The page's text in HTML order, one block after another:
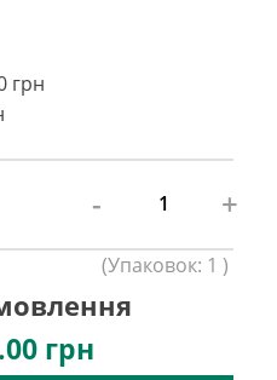
грн
- +
(Упаковок: 1 )
грн